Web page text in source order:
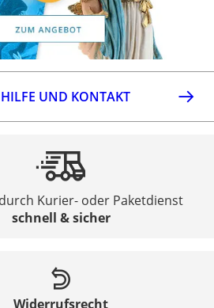
HILFE UND KONTAKT
Kurier- oder Paketdienst
schnell & sicher
Widerrufsrecht